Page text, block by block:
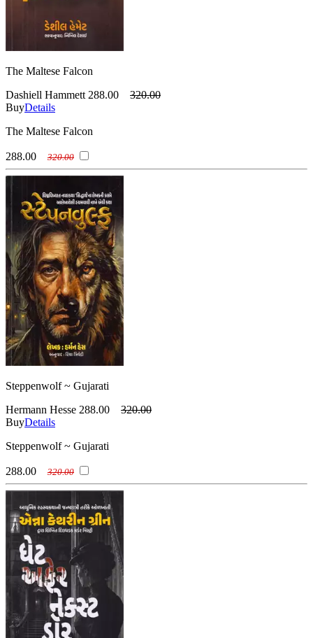
The Maltese Falcon
Dashiell Hammett 288.00
320.00
BuyDetails
The Maltese Falcon
288.00 320.00
Steppenwolf ~ Gujarati
Hermann Hesse 288.00
320.00
BuyDetails
Steppenwolf ~ Gujarati
288.00 320.00